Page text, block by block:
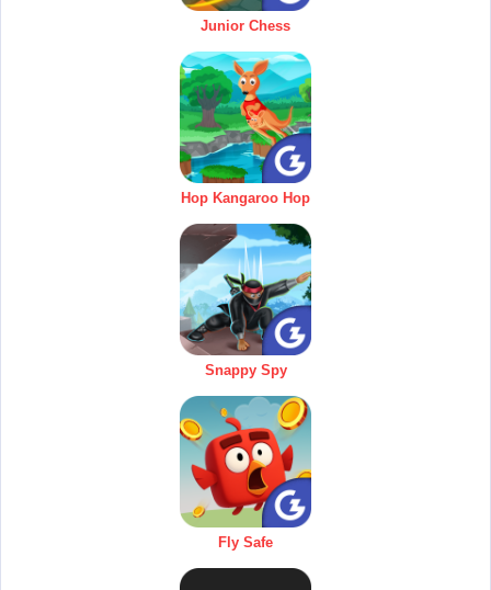
Junior Chess
Hop Kangaroo Hop
Snappy Spy
Fly Safe